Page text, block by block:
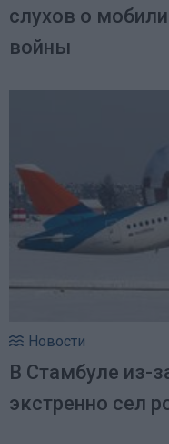
слухов о
войны
Новости
В Стамбуле из-
экстренно сел